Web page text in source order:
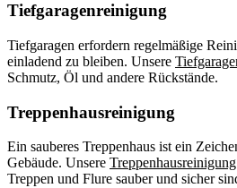
Tiefgaragenreinigung
Tiefgaragen erfordern regelmäßige
einladend zu bleiben. Unsere
Schmutz, Öl und andere Rückstände.
Treppenhausreinigung
Ein sauberes Treppenhaus ist ein
Gebäude. Unsere Treppenhausreinigung
Treppen und Flure sauber und sicher